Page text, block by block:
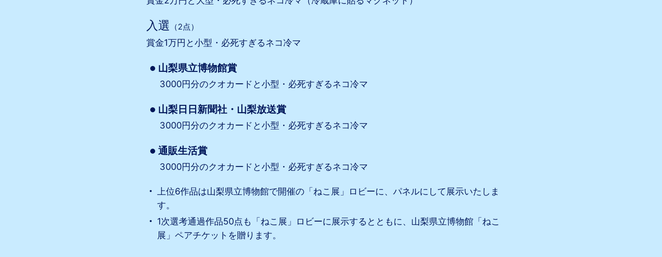
入選 （2点）
賞金1万円と小型・必死すぎるネコ冷マ
山梨県立博物館賞
3000円分のクオカードと小型・必死すぎるネコ冷マ
山梨日日新聞社・山梨放送賞
3000円分のクオカードと小型・必死すぎるネコ冷マ
通販生活賞
3000円分のクオカードと小型・必死すぎるネコ冷マ
上位6作品は山梨県立博物館で開催の「ねこ展」ロビーに、パネルにして展示いたしま
す。
1次選考通過作品50点も「ねこ展」ロビーに展示するとともに、山梨県立博物館「ねこ
展」ペアチケットを贈ります。